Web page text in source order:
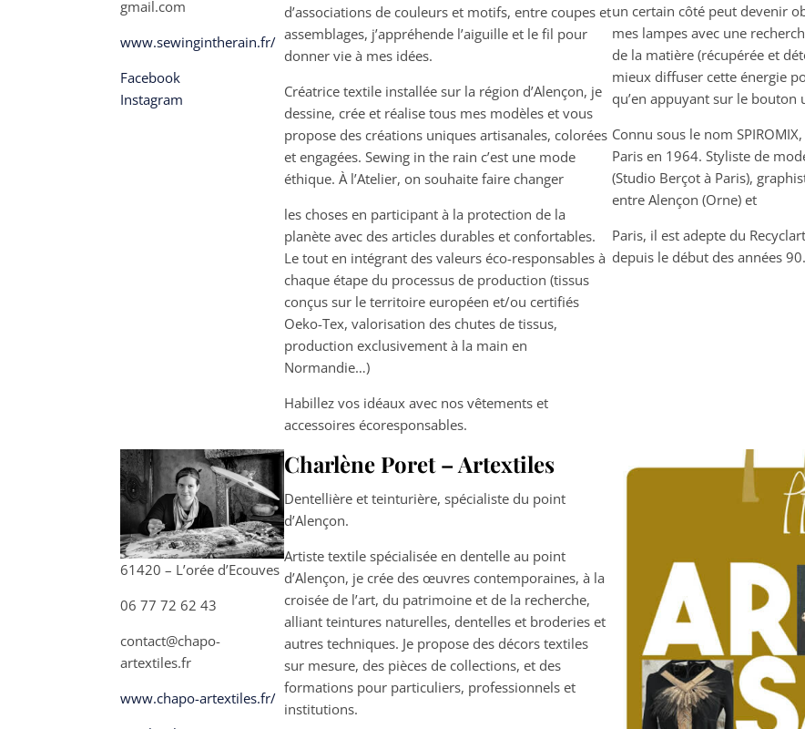
gmail.com
www.sewingintherain.fr/
Facebook
Instagram
d’associations de couleurs et motifs, entre coupes et
assemblages, j’appréhende l’aiguille et le fil pour
donner vie à mes idées.
Créatrice textile installée sur la région d’Alençon, je
dessine, crée et réalise tous mes modèles et vous
propose des créations uniques artisanales, colorées
et engagées. Sewing in the rain c’est une mode
éthique. À l’Atelier, on souhaite faire changer
les choses en participant à la protection de la
planète avec des articles durables et confortables.
Le tout en intégrant des valeurs éco-responsables à
chaque étape du processus de production (tissus
conçus sur le territoire européen et/ou certifiés
Oeko-Tex, valorisation des chutes de tissus,
production exclusivement à la main en
Normandie…)
Habillez vos idéaux avec nos vêtements et
accessoires écoresponsables.
un certain côté peut devenir
mes lampes avec une
de la matière (récupérée et
mieux diffuser cette énergie
qu’en appuyant sur le bouton
Connu sous le nom
Paris en 1964. Styliste de
(Studio Berçot à Paris),
entre Alençon (Orne) et
Paris, il est adepte du
depuis le début des années 90.
61420 – L’orée d’Ecouves
06 77 72 62 43
contact@chapo-
artextiles.fr
www.chapo-artextiles.fr/
Charlène Poret – Artextiles
Dentellière et teinturière, spécialiste du point
d’Alençon.
Artiste textile spécialisée en dentelle au point
d’Alençon, je crée des œuvres contemporaines, à la
croisée de l’art, du patrimoine et de la recherche,
alliant teintures naturelles, dentelles et broderies et
autres techniques. Je propose des décors textiles
sur mesure, des pièces de collections, et des
formations pour particuliers, professionnels et
institutions.